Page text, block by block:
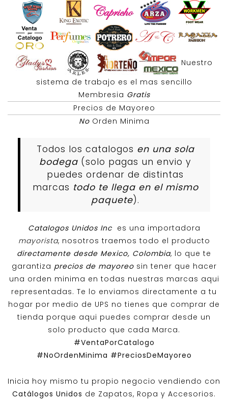
Nuestro
sistema de trabajo es el mas sencillo
Membresia Gratis
Precios de Mayoreo
NoOrden Minima
Todos los catalogos en una sola
bodega (solo pagas un envio y
puedes ordenar de distintas
marcas todo te llega en el mismo
paquete).
Catalogos Unidos Inc es una importadora
mayorista, nosotros traemos todo el producto
directamente desde Mexico, Colombia, lo que te
garantiza precios de mayoreosin tener que hacer
una orden minima en todas nuestras marcas aqui
representadas. Te lo enviamos directamente a tu
hogar por medio de UPS no tienes que comprar de
tienda porque aqui puedes comprar desde un
solo producto que cada Marca.
#VentaPorCatalogo
#NoOrdenMinima #PreciosDeMayoreo
Inicia hoy mismo tu propio negocio vendiendo con
Catálogos Unidos de Zapatos, Ropa y Accesorios.